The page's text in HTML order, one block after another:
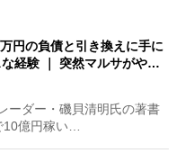
円の負債と引き換えに手に
経験 ｜ 突然マルサがや…
ーダー・磯貝清明氏の著書
10億円稼い…